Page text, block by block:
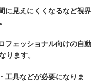
に見えにくくなるなど視界
フェッショナル向けの自動
ります。
工具などが必要になりま